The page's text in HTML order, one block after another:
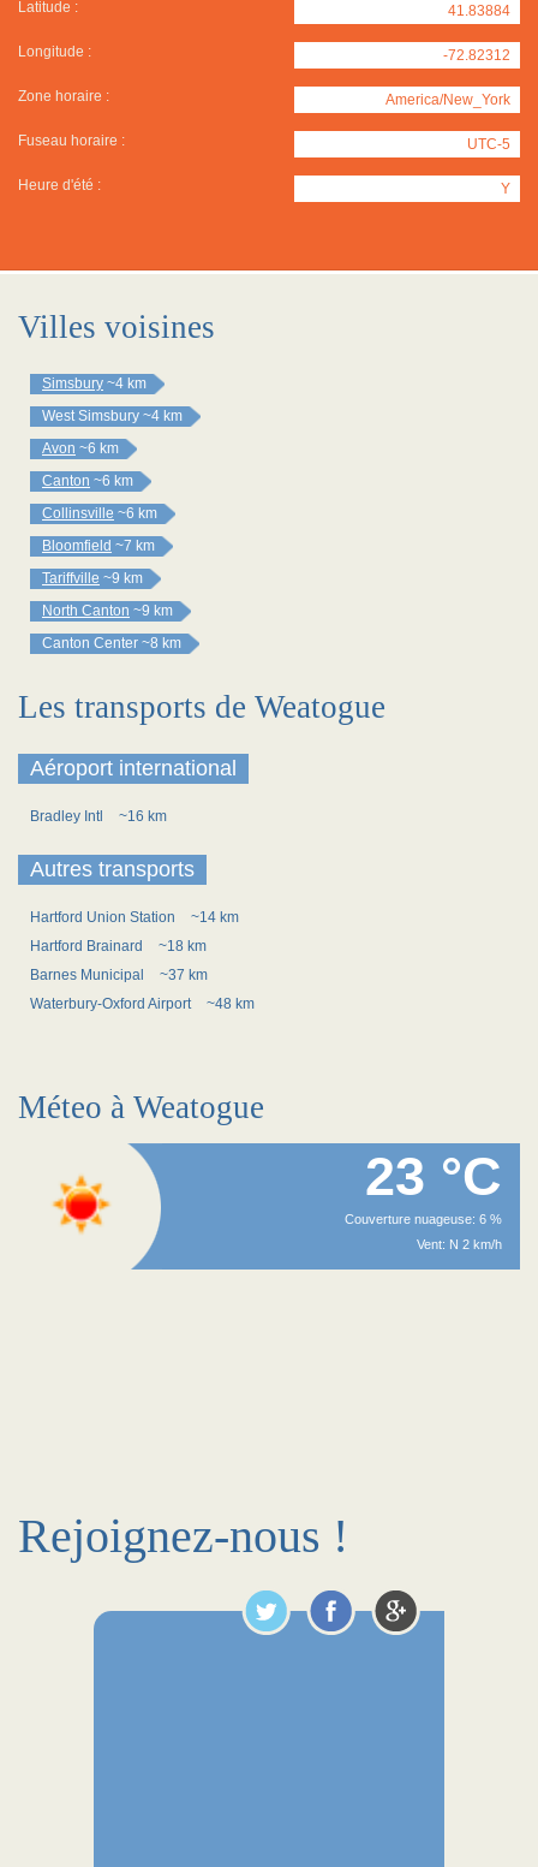
Latitude : 41.83884
Longitude : -72.82312
Zone horaire : America/New_York
Fuseau horaire : UTC-5
Heure d'été : Y
Villes voisines
Simsbury ~4 km
West Simsbury ~4 km
Avon ~6 km
Canton ~6 km
Collinsville ~6 km
Bloomfield ~7 km
Tariffville ~9 km
North Canton ~9 km
Canton Center ~8 km
Les transports de Weatogue
Aéroport international
Bradley Intl ~16 km
Autres transports
Hartford Union Station
~14 km
Hartford Brainard
~18 km
Barnes Municipal
~37 km
Waterbury-Oxford Airport
~48 km
Méteo à Weatogue
23 °C
Couverture nuageuse: 6 %
Vent: N 2 km/h
Rejoignez-nous !